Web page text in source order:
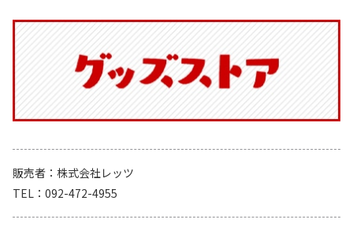
販売者
株式会社レッツ
TEL
092-472-4955